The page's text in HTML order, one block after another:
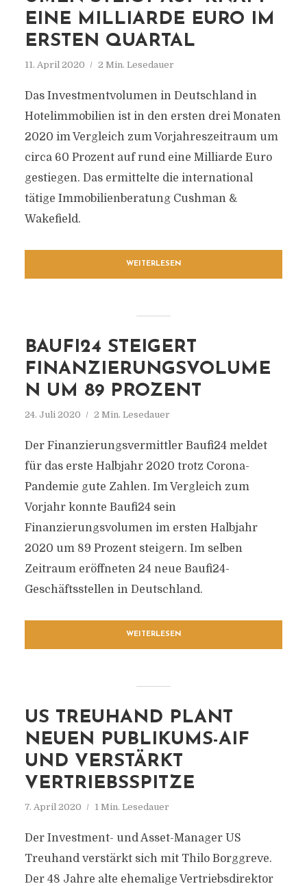
EINE MILLIARDE EURO IM
ERSTEN QUARTAL
11. April 2020 2 Min. Lesedauer
Das Investmentvolumen in Deutschland in
Hotelimmobilien ist in den ersten drei Monaten
2020 im Vergleich zum Vorjahreszeitraum um
circa 60 Prozent auf rund eine Milliarde Euro
gestiegen. Das ermittelte die international
tätige Immobilienberatung Cushman &
Wakefield.
WEITERLESEN
BAUFI24 STEIGERT
FINANZIERUNGSVOLUME
N UM 89 PROZENT
24. Juli 2020 2 Min. Lesedauer
Der Finanzierungsvermittler Baufi24 meldet
für das erste Halbjahr 2020 trotz Corona-
Pandemie gute Zahlen. Im Vergleich zum
Vorjahr konnte Baufi24 sein
Finanzierungsvolumen im ersten Halbjahr
2020 um 89 Prozent steigern. Im selben
Zeitraum eröffneten 24 neue Baufi24-
Geschäftsstellen in Deutschland.
WEITERLESEN
US TREUHAND PLANT
NEUEN PUBLIKUMS-AIF
UND VERSTÄRKT
VERTRIEBSSPITZE
7. April 2020 1 Min. Lesedauer
Der Investment- und Asset-Manager US
Treuhand verstärkt sich mit Thilo Borggreve.
Der 48 Jahre alte ehemalige Vertriebsdirektor